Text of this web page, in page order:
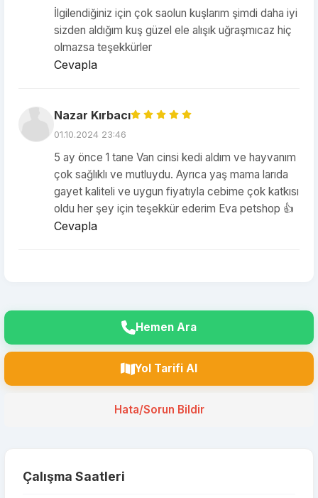
İlgilendiğiniz için çok saolun kuşlarım şimdi daha iyi
sizden aldığım kuş güzel ele alışık uğraşmıcaz hiç
olmazsa teşekkürler
Cevapla
Nazar Kırbacı
01.10.2024 23:46
5 ay önce 1 tane Van cinsi kedi aldım ve hayvanım
çok sağlıklı ve mutluydu. Ayrıca yaş mama larıda
gayet kaliteli ve uygun fiyatıyla cebime çok katkısı
oldu her şey için teşekkür ederim Eva petshop 👍
Cevapla
Hemen Ara
Yol Tarifi Al
Hata/Sorun Bildir
Çalışma Saatleri